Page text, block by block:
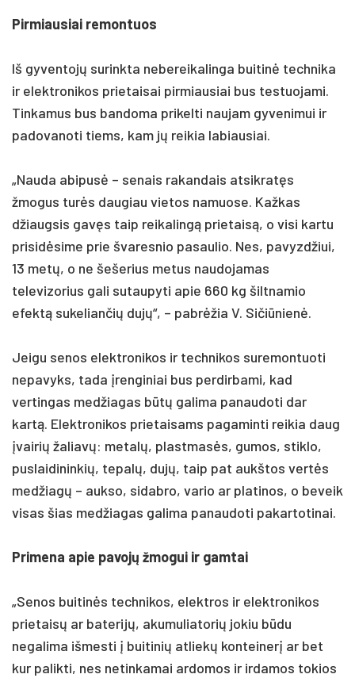
Pirmiausiai remontuos
Iš gyventojų surinkta nebereikalinga buitinė technika
ir elektronikos prietaisai pirmiausiai bus testuojami.
Tinkamus bus bandoma prikelti naujam gyvenimui ir
padovanoti tiems, kam jų reikia labiausiai.
„Nauda abipusė – senais rakandais atsikratęs
žmogus turės daugiau vietos namuose. Kažkas
džiaugsis gavęs taip reikalingą prietaisą, o visi kartu
prisidėsime prie švaresnio pasaulio. Nes, pavyzdžiui,
13 metų, o ne šešerius metus naudojamas
televizorius gali sutaupyti apie 660 kg šiltnamio
efektą sukeliančių dujų“, – pabrėžia V. Sičiūnienė.
Jeigu senos elektronikos ir technikos suremontuoti
nepavyks, tada įrenginiai bus perdirbami, kad
vertingas medžiagas būtų galima panaudoti dar
kartą. Elektronikos prietaisams pagaminti reikia daug
įvairių žaliavų: metalų, plastmasės, gumos, stiklo,
puslaidininkių, tepalų, dujų, taip pat aukštos vertės
medžiagų – aukso, sidabro, vario ar platinos, o beveik
visas šias medžiagas galima panaudoti pakartotinai.
Primena apie pavojų žmogui ir gamtai
„Senos buitinės technikos, elektros ir elektronikos
prietaisų ar baterijų, akumuliatorių jokiu būdu
negalima išmesti į buitinių atliekų konteinerį ar bet
kur palikti, nes netinkamai ardomos ir irdamos tokios